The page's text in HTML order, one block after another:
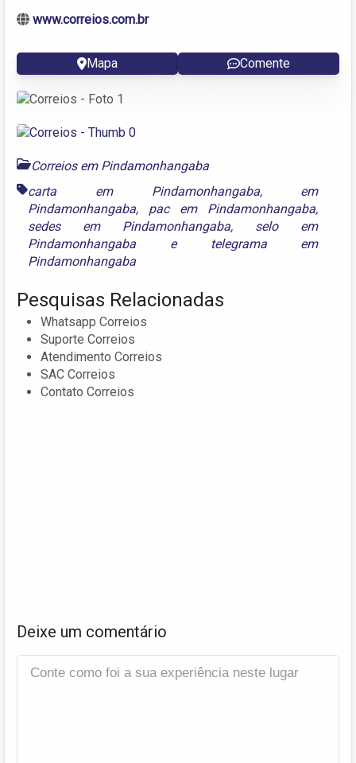
www.correios.com.br
Mapa Comente
Correios em Pindamonhangaba
carta em Pindamonhangaba, em
Pindamonhangaba, pac em Pindamonhangaba,
sedes em Pindamonhangaba, selo em
Pindamonhangaba e
telegrama em
Pindamonhangaba
Pesquisas Relacionadas
Whatsapp Correios
Suporte Correios
Atendimento Correios
SAC Correios
Contato Correios
Deixe um comentário